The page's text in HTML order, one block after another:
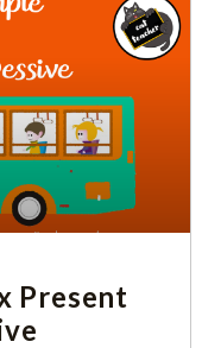
Present